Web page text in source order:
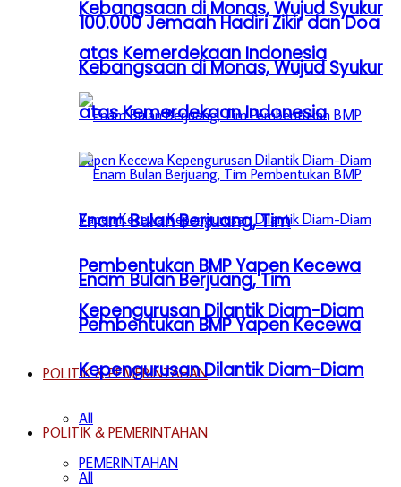
Kebangsaan di Monas, Wujud Syukur
atas Kemerdekaan Indonesia
Enam Bulan Berjuang, Tim
Pembentukan BMP Yapen Kecewa
Kepengurusan Dilantik Diam-Diam
POLITIK & PEMERINTAHAN
All
PEMERINTAHAN
100.000 Jemaah Hadiri Zikir dan Doa
Kebangsaan di Monas, Wujud Syukur
atas Kemerdekaan Indonesia
Enam Bulan Berjuang, Tim
Pembentukan BMP Yapen Kecewa
Kepengurusan Dilantik Diam-Diam
POLITIK & PEMERINTAHAN
All